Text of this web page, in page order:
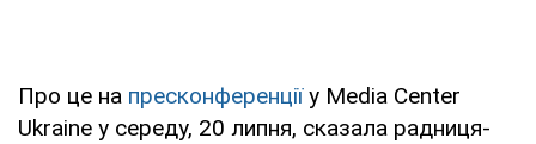
Про це на пресконференціїу Media Center
Ukraine у середу, 20 липня, сказала радниця-